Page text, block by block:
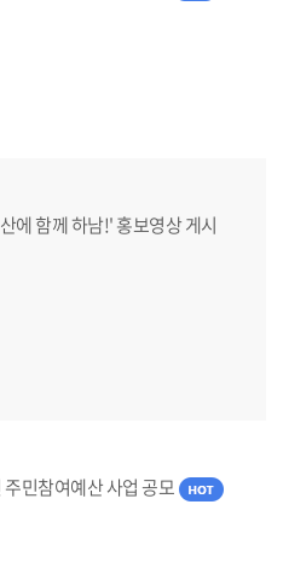
에 함께 하남!' 홍보영상 게시
민참여예산 사업 공모